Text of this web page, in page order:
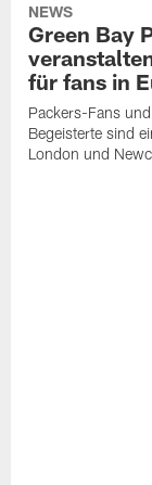
NEWS
Green Bay
für fans in
Packers-Fans
Begeisterte sind
London und